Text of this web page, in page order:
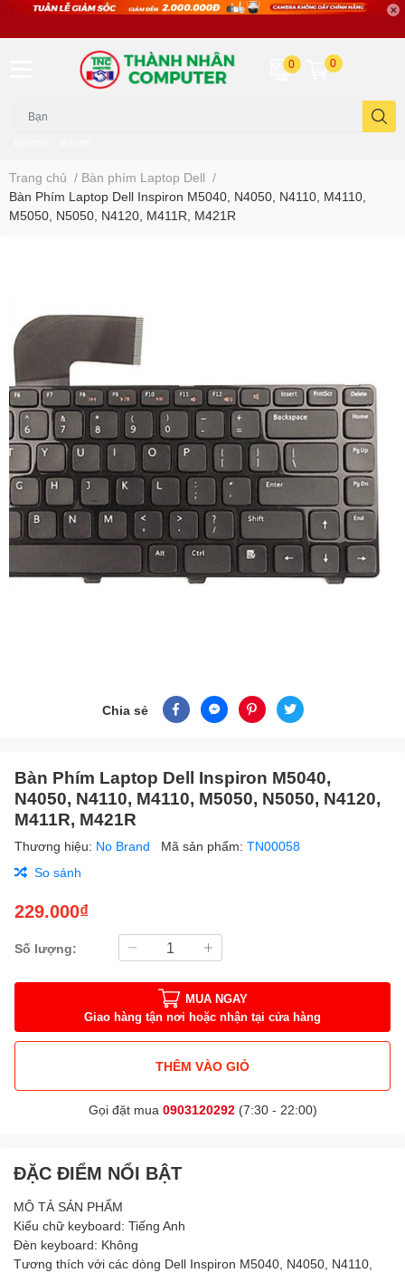
0 0
Trang chủ / Bàn phím Laptop Dell /
Bàn Phím Laptop Dell Inspiron M5040, N4050, N4110, M4110,
M5050, N5050, N4120, M411R, M421R
Chia sẻ
Bàn Phím Laptop Dell Inspiron M5040,
N4050, N4110, M4110, M5050, N5050, N4120,
M411R, M421R
Thương hiệu: No Brand Mã sản phẩm: TN00058
So sánh
229.000₫
Số lượng:
MUA NGAY
Giao hàng tận nơi hoặc nhận tại cửa hàng
THÊM VÀO GIỎ
Gọi đặt mua 0903120292(7:30 - 22:00)
ĐẶC ĐIỂM NỔI BẬT
MÔ TẢ SẢN PHẨM
Kiểu chữ keyboard: Tiếng Anh
Đèn keyboard: Không
Tương thích với các dòng Dell Inspiron M5040, N4050, N4110,